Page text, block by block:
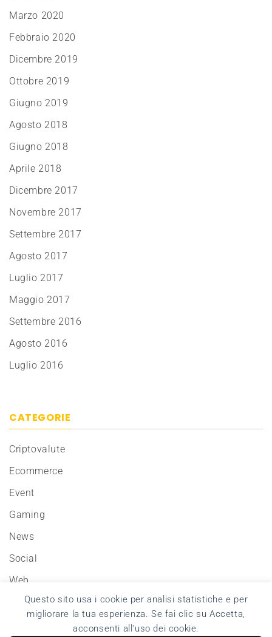
Questo sito usa i cookie per analisi statistiche e per
migliorare la tua esperienza. Se fai clic su Accetta,
acconsenti all'uso dei cookie.
Marzo 2020
Febbraio 2020
Dicembre 2019
Ottobre 2019
Giugno 2019
Agosto 2018
Giugno 2018
Aprile 2018
Dicembre 2017
Novembre 2017
Settembre 2017
Agosto 2017
Luglio 2017
Maggio 2017
Settembre 2016
Agosto 2016
Luglio 2016
CATEGORIE
Criptovalute
Ecommerce
Event
Gaming
News
Social
Web